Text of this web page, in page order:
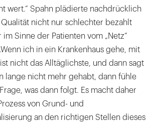
wert.“ Spahn plädierte nachdrücklich
nicht nur schlechter bezahlt
Sinne der Patienten vom „Netz“
ich in ein Krankenhaus gehe, mit
nicht das Alltäglichste, und dann sagt
lange nicht mehr gehabt, dann fühle
was dann folgt. Es macht daher
von Grund- und
an den richtigen Stellen dieses